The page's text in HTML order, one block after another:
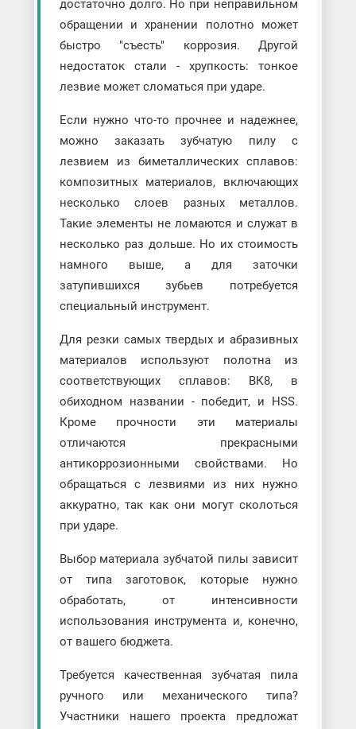
достаточно долго. Но при неправильном
обращении и хранении полотно может
быстро "съесть" коррозия. Другой
недостаток стали - хрупкость: тонкое
лезвие может сломаться при ударе.
Если нужно что-то прочнее и надежнее,
можно заказать зубчатую пилу с
лезвием из биметаллических сплавов:
композитных материалов, включающих
несколько слоев разных металлов.
Такие элементы не ломаются и служат в
несколько раз дольше. Но их стоимость
намного выше, а для заточки
затупившихся зубьев потребуется
специальный инструмент.
Для резки самых твердых и абразивных
материалов используют полотна из
соответствующих сплавов: ВК8, в
обиходном названии - победит, и HSS.
Кроме прочности эти материалы
отличаются прекрасными
антикоррозионными свойствами. Но
обращаться с лезвиями из них нужно
аккуратно, так как они могут сколоться
при ударе.
Выбор материала зубчатой пилы зависит
от типа заготовок, которые нужно
обработать, от интенсивности
использования инструмента и, конечно,
от вашего бюджета.
Требуется качественная зубчатая пила
ручного или механического типа?
Участники нашего проекта предложат